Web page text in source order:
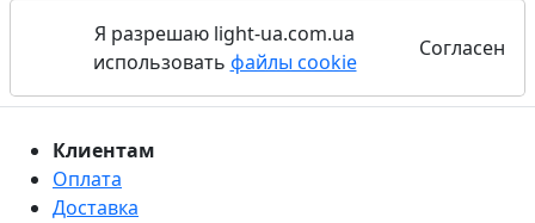
Я разрешаю light-ua.com.ua
использовать файлы cookie
Согласен
Клиентам
Оплата
Доставка